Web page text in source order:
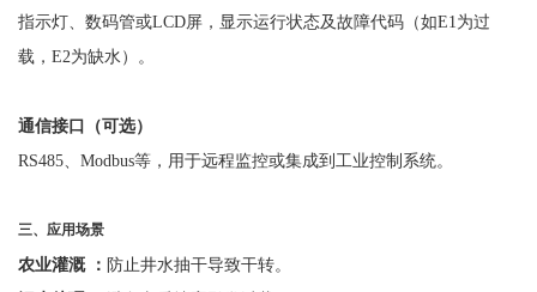
指示灯、数码管或LCD屏，显示运行状态及故障代码（如E1为过
载，E2为缺水）。
通信接口（可选）
RS485、Modbus等，用于远程监控或集成到工业控制系统。
三、应用场景
农业灌溉 ： 防止井水抽干导致干转。